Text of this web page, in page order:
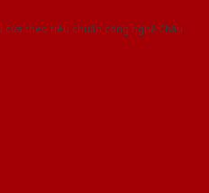
theo tiêu chuẩn công nghệ Châu